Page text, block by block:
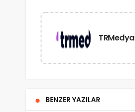
TRMedya
BENZER YAZILAR